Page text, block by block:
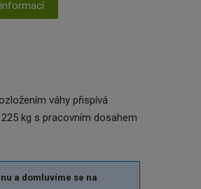
váhy přispívá
kg s pracovním dosahem
a domluvíme se na